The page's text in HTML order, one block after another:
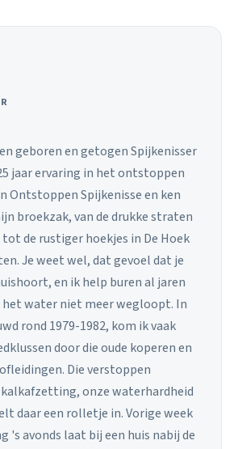
geboren en getogen Spijkenisser
jaar ervaring in het ontstoppen
Ontstoppen Spijkenisse en ken
broekzak, van de drukke straten
de rustiger hoekjes in De Hoek
Je weet wel, dat gevoel dat je
en ik help buren al jaren
het water niet meer wegloopt. In
rond 1979-1982, kom ik vaak
door die oude koperen en
Die verstoppen
onze waterhardheid
daar een rolletje in. Vorige week
's avonds laat bij een huis nabij de